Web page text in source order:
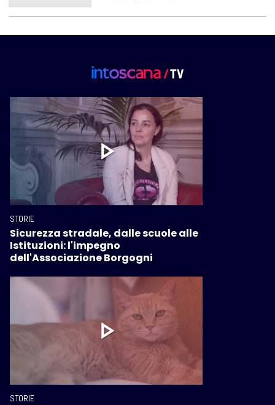
STORIE
Sicurezza stradale, dalle scuole alle
Istituzioni: l'impegno
dell'Associazione Borgogni
STORIE